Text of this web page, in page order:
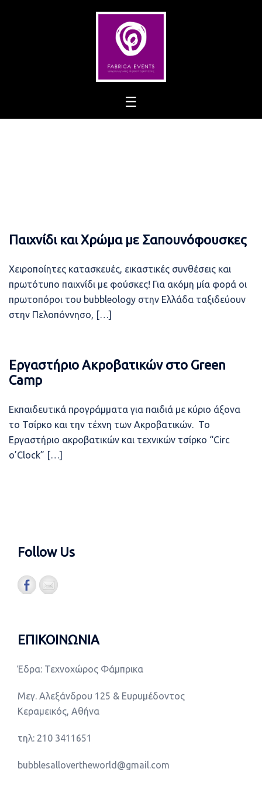
Παιχνίδι και Χρώμα με Σαπουνόφουσκες
Χειροποίητες κατασκευές, εικαστικές συνθέσεις και
πρωτότυπο παιχνίδι με φούσκες! Για ακόμη μία φορά οι
πρωτοπόροι του bubbleology στην Ελλάδα ταξιδεύουν
στην Πελοπόννησο, […]
Εργαστήριο Ακροβατικών στο Green
Camp
Εκπαιδευτικά προγράμματα για παιδιά με κύριο άξονα
το Τσίρκο και την τέχνη των Ακροβατικών. Το
Εργαστήριο ακροβατικών και τεχνικών τσίρκο “Circ
o’Clock” […]
Follow Us
ΕΠΙΚΟΙΝΩΝΙΑ
Έδρα: Τεχνοχώρος Φάμπρικα
Μεγ. Αλεξάνδρου 125 & Ευρυμέδοντος
Κεραμεικός, Αθήνα
τηλ: 210 3411651
bubblesallovertheworld@gmail.com